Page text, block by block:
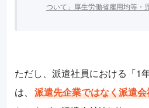
ついて」厚生労働省雇用均等・
ただし、派遣社員における「1
は、 派遣先企業ではなく派遣